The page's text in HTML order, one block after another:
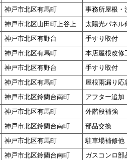
神戸市北区有馬町
事務所屋根・
神戸市北区山田町上谷上
太陽光パネル
神戸市北区有野台
手すり取付
神戸市北区有馬町
本店屋根改修
神戸市北区有野台
手すり取付
神戸市北区有馬町
屋根雨漏り応
神戸市北区鈴蘭台南町
アフター追加
神戸市北区有馬町
外階段補強
神戸市北区鈴蘭台南町
部品交換
神戸市北区有馬町
駐車場補修他
神戸市北区鈴蘭台南町
ガスコンロ部